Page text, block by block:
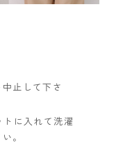
止して下さ
に入れて洗濯
。